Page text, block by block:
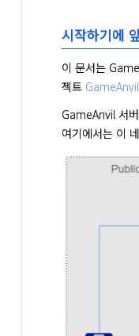
시작하기에
이 문서는
젝트
GameAnvil 서
여기에서는 이